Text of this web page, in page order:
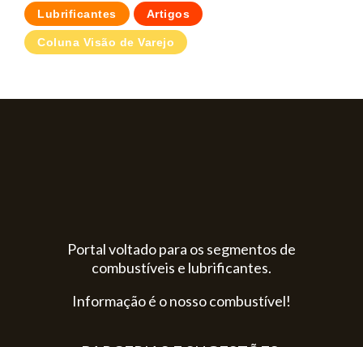
Lubrificantes Artigos
Coluna Visão de Varejo
Portal voltado para os segmentos de
combustíveis e lubrificantes.
Informação é o nosso combustível!